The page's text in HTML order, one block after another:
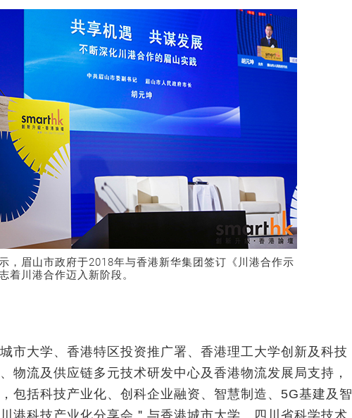
，眉山市政府于2018年与香港新华集团签订《川港合作示
着川港合作迈入新阶段。
市大学、香港特区投资推广署、香港理工大学创新及科技
物流及供应链多元技术研发中心及香港物流发展局支持，
包括科技产业化、创科企业融资、智慧制造、5G基建及智